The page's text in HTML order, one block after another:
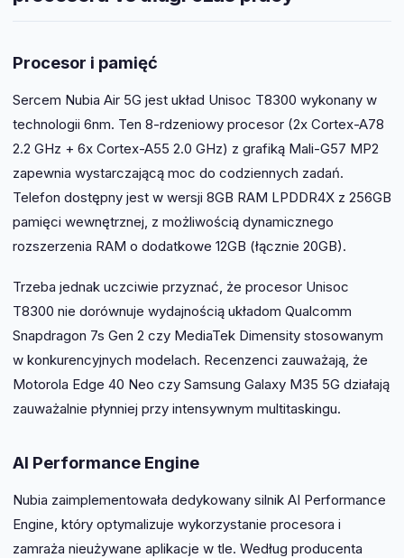
Procesor i pamięć
Sercem Nubia Air 5G jest układ Unisoc T8300 wykonany w
technologii 6nm. Ten 8-rdzeniowy procesor (2x Cortex-A78
2.2 GHz + 6x Cortex-A55 2.0 GHz) z grafiką Mali-G57 MP2
zapewnia wystarczającą moc do codziennych zadań.
Telefon dostępny jest w wersji 8GB RAM LPDDR4X z 256GB
pamięci wewnętrznej, z możliwością dynamicznego
rozszerzenia RAM o dodatkowe 12GB (łącznie 20GB).
Trzeba jednak uczciwie przyznać, że procesor Unisoc
T8300 nie dorównuje wydajnością układom Qualcomm
Snapdragon 7s Gen 2 czy MediaTek Dimensity stosowanym
w konkurencyjnych modelach. Recenzenci zauważają, że
Motorola Edge 40 Neo czy Samsung Galaxy M35 5G działają
zauważalnie płynniej przy intensywnym multitaskingu.
AI Performance Engine
Nubia zaimplementowała dedykowany silnik AI Performance
Engine, który optymalizuje wykorzystanie procesora i
zamraża nieużywane aplikacje w tle. Według producenta